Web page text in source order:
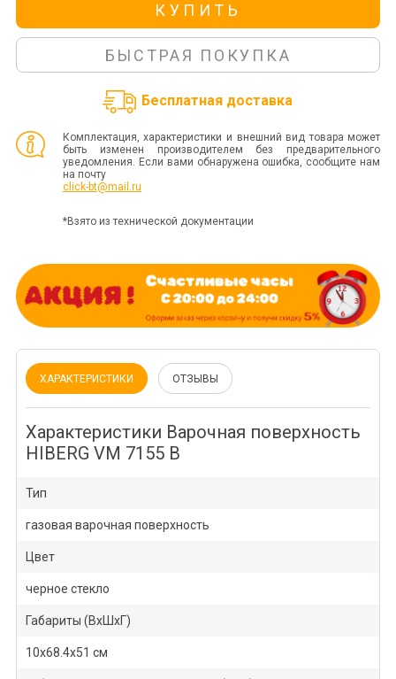
КУПИТЬ
БЫСТРАЯ ПОКУПКА
Бесплатная доставка
Комплектация, характеристики и внешний вид товара может
быть изменен производителем без предварительного
уведомления. Если вами обнаружена ошибка, сообщите нам
на почту
click-bt@mail.ru
*Взято из технической документации
ХАРАКТЕРИСТИКИ ОТЗЫВЫ
Характеристики Варочная поверхность
HIBERG VM 7155 B
Тип
газовая варочная поверхность
Цвет
черное стекло
Габариты (ВхШхГ)
10х68.4х51 см